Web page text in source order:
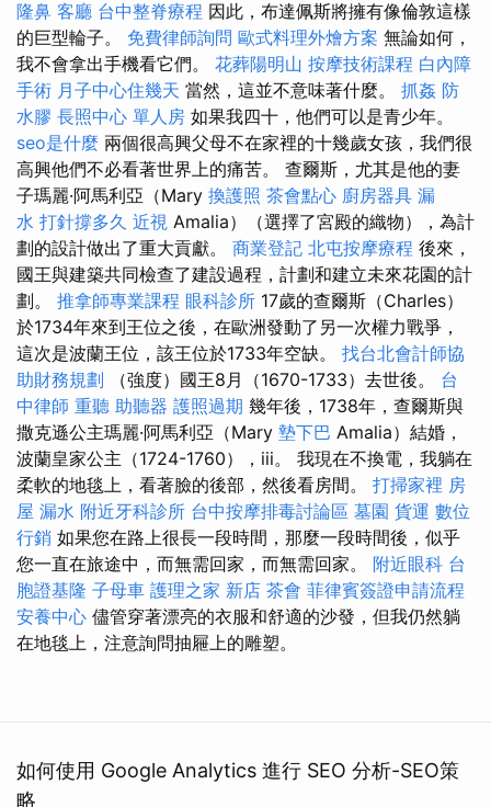
隆鼻 客廳 台中整脊療程 因此，布達佩斯將擁有像倫敦這樣
的巨型輪子。 免費律師詢問 歐式料理外燴方案 無論如何，
我不會拿出手機看它們。 花葬陽明山 按摩技術課程 白內障
手術 月子中心住幾天 當然，這並不意味著什麼。 抓姦 防
水膠 長照中心 單人房 如果我四十，他們可以是青少年。
seo是什麼 兩個很高興父母不在家裡的十幾歲女孩，我們很
高興他們不必看著世界上的痛苦。 查爾斯，尤其是他的妻
子瑪麗·阿馬利亞（Mary 換護照 茶會點心 廚房器具 漏
水 打針撐多久 近視 Amalia）（選擇了宮殿的織物），為計
劃的設計做出了重大貢獻。 商業登記 北屯按摩療程 後來，
國王與建築共同檢查了建設過程，計劃和建立未來花園的計
劃。 推拿師專業課程 眼科診所 17歲的查爾斯（Charles）
於1734年來到王位之後，在歐洲發動了另一次權力戰爭，
這次是波蘭王位，該王位於1733年空缺。 找台北會計師協
助財務規劃 （強度）國王8月（1670-1733）去世後。 台
中律師 重聽 助聽器 護照過期 幾年後，1738年，查爾斯與
撒克遜公主瑪麗·阿馬利亞（Mary 墊下巴 Amalia）結婚，
波蘭皇家公主（1724-1760），iii。 我現在不換電，我躺在
柔軟的地毯上，看著臉的後部，然後看房間。 打掃家裡 房
屋 漏水 附近牙科診所 台中按摩排毒討論區 墓園 貨運 數位
行銷 如果您在路上很長一段時間，那麼一段時間後，似乎
您一直在旅途中，而無需回家，而無需回家。 附近眼科 台
胞證基隆 子母車 護理之家 新店 茶會 菲律賓簽證申請流程
安養中心 儘管穿著漂亮的衣服和舒適的沙發，但我仍然躺
在地毯上，注意詢問抽屜上的雕塑。
如何使用 Google Analytics 進行 SEO 分析-SEO策
略